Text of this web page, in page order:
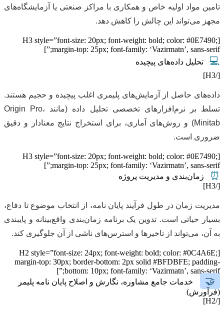
تامین مواد اولیه خاص و همکاری با مراکز صنعتی یا آزمایشگاه‌های
مجهز می‌تواند این چالش را کاهش دهد.
[H3 style=”font-size: 20px; font-weight: bold; color: #0E7490;
margin-top: 25px; font-family: ‘Vazirmatn’, sans-serif;”]
💻
تحلیل داده‌های پیچیده
[/H3]
داده‌های حاصل از آزمایش‌های پلیمری اغلب پیچیده و حجیم هستند.
تسلط بر نرم‌افزارهای تخصصی تحلیل داده (مانند Origin Pro،
Minitab) و روش‌های آماری، برای استخراج نتایج معنادار و دقیق
ضروری است.
[H3 style=”font-size: 20px; font-weight: bold; color: #0E7490;
margin-top: 25px; font-family: ‘Vazirmatn’, sans-serif;”]
⏰
زمان‌بندی و مدیریت پروژه
[/H3]
مدیریت زمان در طول فرآیند پایان نامه، از انتخاب موضوع تا دفاع،
بسیار حیاتی است. تدوین یک برنامه زمان‌بندی واقع‌بینانه و پایبندی
به آن، می‌تواند از تاخیرها و استرس‌های ناشی از آن جلوگیری کند.
[H2 style=”font-size: 24px; font-weight: bold; color: #0C4A6E;
margin-top: 30px; border-bottom: 2px solid #BFDBFE; padding-
bottom: 10px; font-family: ‘Vazirmatn’, sans-serif;”]
🤝
خدمات جامع مشاوره، نگارش و اصلاح پایان نامه پلیمر
(فرآورش)
[/H2]